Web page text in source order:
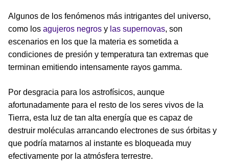
Algunos de los fenómenos más intrigantes del universo,
como los agujeros negros y las supernovas, son
escenarios en los que la materia es sometida a
condiciones de presión y temperatura tan extremas que
terminan emitiendo intensamente rayos gamma.
Por desgracia para los astrofísicos, aunque
afortunadamente para el resto de los seres vivos de la
Tierra, esta luz de tan alta energía que es capaz de
destruir moléculas arrancando electrones de sus órbitas y
que podría matarnos al instante es bloqueada muy
efectivamente por la atmósfera terrestre.